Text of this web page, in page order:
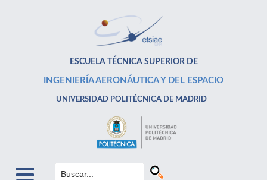
ESCUELA TÉCNICA SUPERIOR DE
INGENIERÍA AERONÁUTICA Y DEL ESPACIO
UNIVERSIDAD POLITÉCNICA DE MADRID